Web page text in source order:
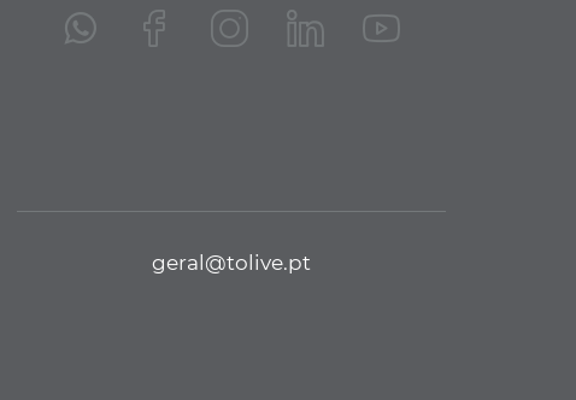
geral@tolive.pt